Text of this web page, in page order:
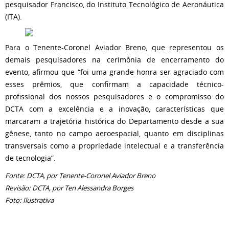
pesquisador Francisco, do Instituto Tecnológico de Aeronáutica
(ITA).
Para o Tenente-Coronel Aviador Breno, que representou os
demais pesquisadores na cerimônia de encerramento do
evento, afirmou que “foi uma grande honra ser agraciado com
esses prêmios, que confirmam a capacidade técnico-
profissional dos nossos pesquisadores e o compromisso do
DCTA com a excelência e a inovação, características que
marcaram a trajetória histórica do Departamento desde a sua
gênese, tanto no campo aeroespacial, quanto em disciplinas
transversais como a propriedade intelectual e a transferência
de tecnologia”.
Fonte: DCTA, por Tenente-Coronel Aviador Breno
Revisão: DCTA, por Ten Alessandra Borges
Foto: Ilustrativa